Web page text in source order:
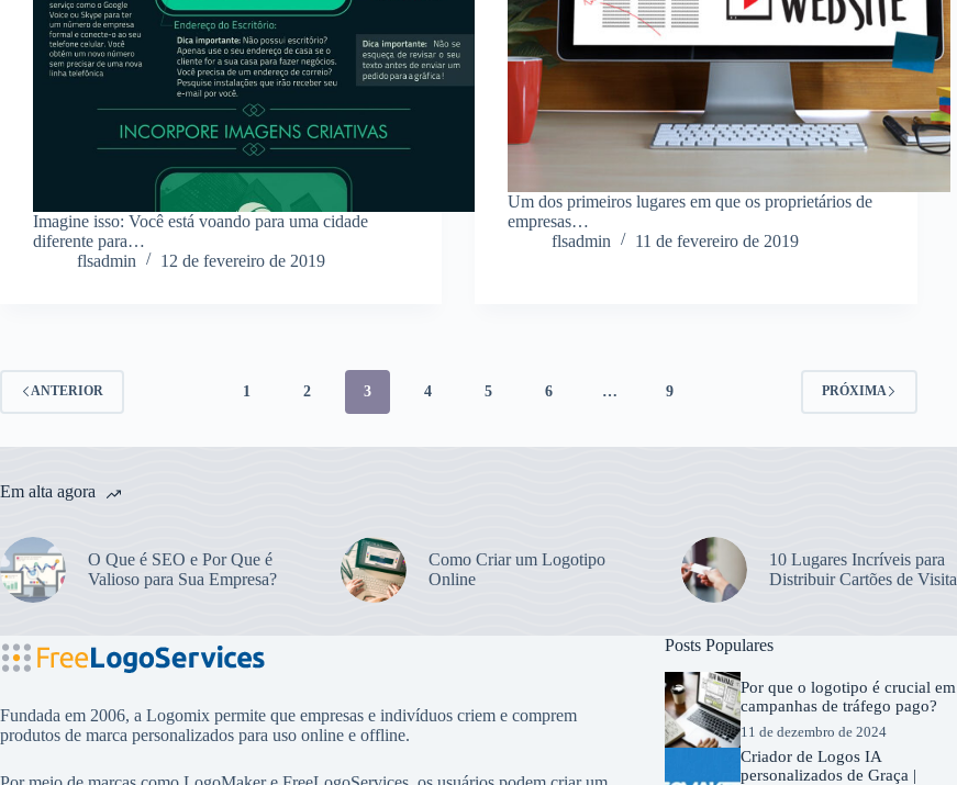
Imagine isso: Você está voando para uma cidade
diferente para…
flsadmin
12 de fevereiro de 2019
Um dos primeiros lugares em que os proprietários de
empresas…
flsadmin
11 de fevereiro de 2019
ANTERIOR 1 2 3 4 5 6 … 9 PRÓXIMA
Em alta agora
O Que é SEO e Por Que é
Valioso para Sua Empresa?
Como Criar um Logotipo
Online
10 Lugares Incríveis para
Distribuir Cartões de Visita
Fundada em 2006, a Logomix permite que empresas e indivíduos criem e comprem
produtos de marca personalizados para uso online e offline.
Posts Populares
Por que o logotipo é crucial em
campanhas de tráfego pago?
11 de dezembro de 2024
Criador de Logos IA
personalizados de Graça |